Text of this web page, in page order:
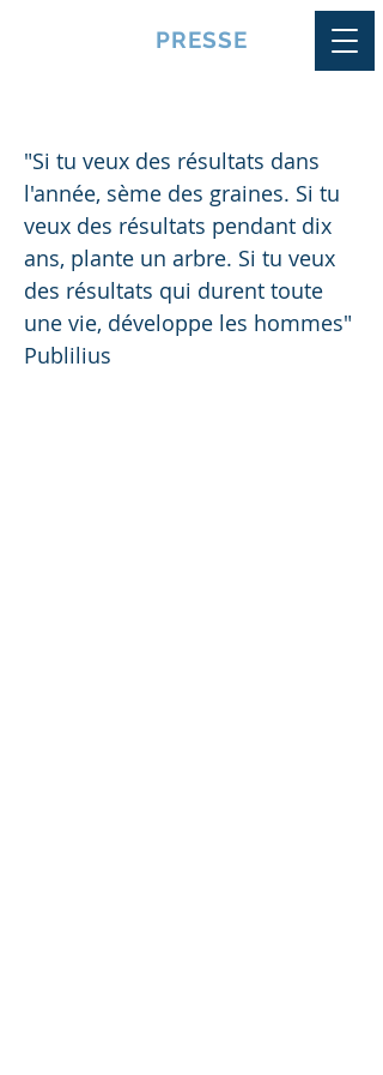
PRESSE
"Si tu veux des résultats dans
l'année, sème des graines. Si tu
veux des résultats pendant dix
ans, plante un arbre. Si tu veux
des résultats qui durent toute
une vie, développe les hommes"
Publilius